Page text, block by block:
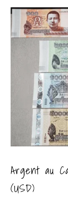
Argent au
(USD)